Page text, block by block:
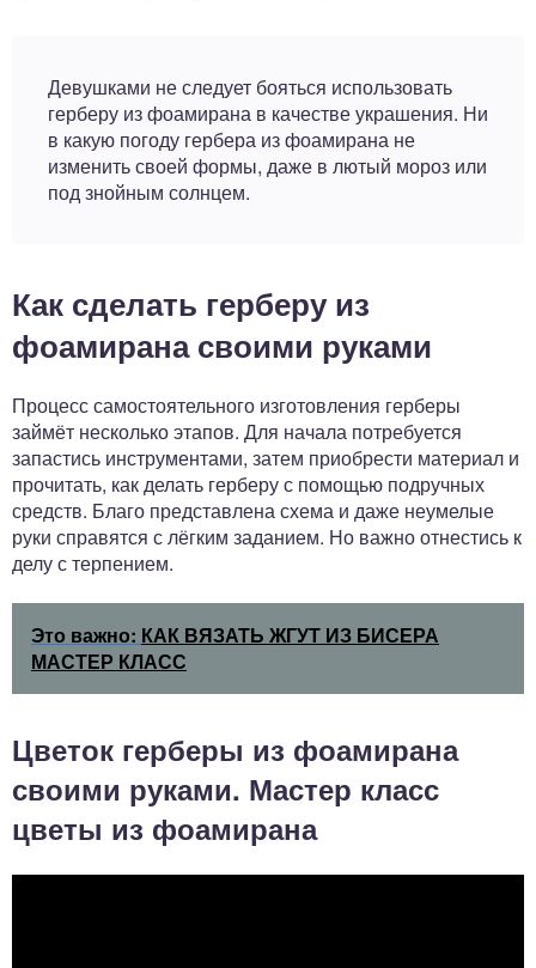
Девушками не следует бояться использовать
герберу из фоамирана в качестве украшения. Ни
в какую погоду гербера из фоамирана не
изменить своей формы, даже в лютый мороз или
под знойным солнцем.
Как сделать герберу из
фоамирана своими руками
Процесс самостоятельного изготовления герберы
займёт несколько этапов. Для начала потребуется
запастись инструментами, затем приобрести материал и
прочитать, как делать герберу с помощью подручных
средств. Благо представлена схема и даже неумелые
руки справятся с лёгким заданием. Но важно отнестись к
делу с терпением.
Это важно: КАК ВЯЗАТЬ ЖГУТ ИЗ БИСЕРА
МАСТЕР КЛАСС
Цветок герберы из фоамирана
своими руками. Мастер класс
цветы из фоамирана